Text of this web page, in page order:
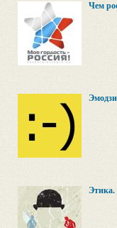
Чем
Этика.